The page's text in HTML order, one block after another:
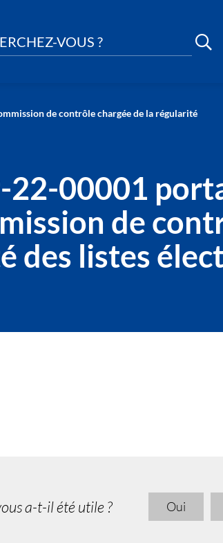
VOUS ?
de contrôle chargée de la régularité
00001
de
des listes
a-t-il été utile ? Oui